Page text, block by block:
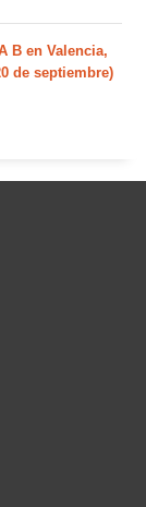
B en Valencia,
de septiembre)